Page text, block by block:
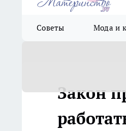
Советы Мода и
Закон